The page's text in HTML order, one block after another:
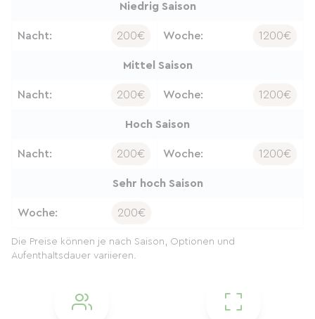
Niedrig Saison
Nacht: 200€ Woche: 1200€
Mittel Saison
Nacht: 200€ Woche: 1200€
Hoch Saison
Nacht: 200€ Woche: 1200€
Sehr hoch Saison
Woche: 200€
Die Preise können je nach Saison, Optionen und
Aufenthaltsdauer variieren.